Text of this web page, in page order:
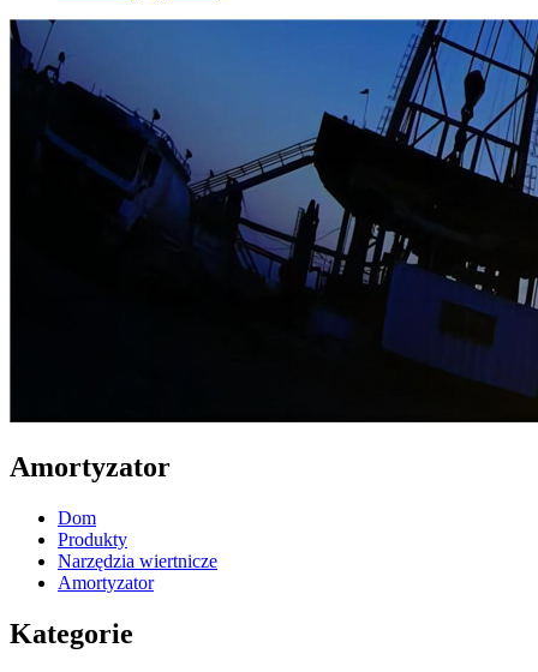
Amortyzator
Dom
Produkty
Narzędzia wiertnicze
Amortyzator
Kategorie